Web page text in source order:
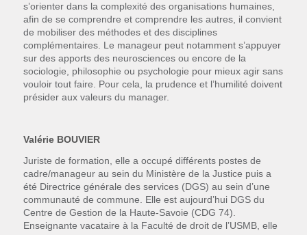
s’orienter dans la complexité des organisations humaines,
afin de se comprendre et comprendre les autres, il convient
de mobiliser des méthodes et des disciplines
complémentaires. Le manageur peut notamment s’appuyer
sur des apports des neurosciences ou encore de la
sociologie, philosophie ou psychologie pour mieux agir sans
vouloir tout faire. Pour cela, la prudence et l’humilité doivent
présider aux valeurs du manager.
Valérie BOUVIER
Juriste de formation, elle a occupé différents postes de
cadre/manageur au sein du Ministère de la Justice puis a
été Directrice générale des services (DGS) au sein d’une
communauté de commune. Elle est aujourd’hui DGS du
Centre de Gestion de la Haute-Savoie (CDG 74).
Enseignante vacataire à la Faculté de droit de l’USMB, elle